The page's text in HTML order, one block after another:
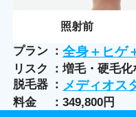
プラン 全身＋ヒゲ
リスク
増毛・硬毛化
脱毛器
メディオス
料金 349,800円
照射前